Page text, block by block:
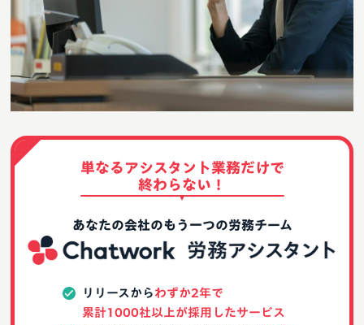
単なるアシスタント業務だけで
終わらない！
あなたの会社のもう一つの労務チーム
リリースから わずか2年で
累計1000社以上が採用したサービス